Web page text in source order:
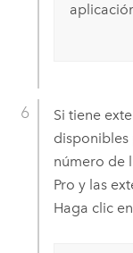
Si tiene
disponibles
número de
Pro y las
Haga clic en